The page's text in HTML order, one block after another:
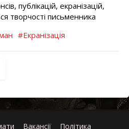
публікацій, екранізацій,
творчості письменника
#Екранізація
Вакансії Політика